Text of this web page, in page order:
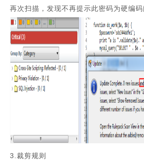
再次扫描，发现不再提示此密码为硬编码
3.裁剪规则